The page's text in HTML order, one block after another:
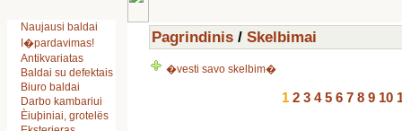
Naujausi baldai
I�pardavimas!
Antikvariatas
Baldai su defektais
Biuro baldai
Darbo kambariui
Èiuþiniai, grotelës
Pagrindinis / Skelbimai
�vesti savo skelbim�
1 2 3 4 5 6 7 8 9 10